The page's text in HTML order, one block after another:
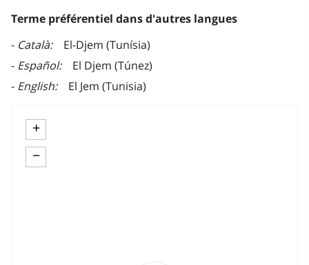
Terme préférentiel dans d'autres langues
Català
El-Djem (Tunísia)
Español
El Djem (Túnez)
English
El Jem (Tunisia)
+
−